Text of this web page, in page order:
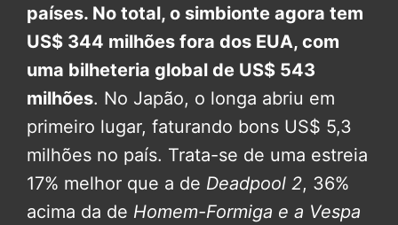
países. No total, o simbionte agora tem
US$ 344 milhões fora dos EUA, com
uma bilheteria global de US$ 543
milhões. No Japão, o longa abriu em
primeiro lugar, faturando bons US$ 5,3
milhões no país. Trata-se de uma estreia
17% melhor que a de Deadpool 2, 36%
acima da de Homem-Formiga e a Vespa